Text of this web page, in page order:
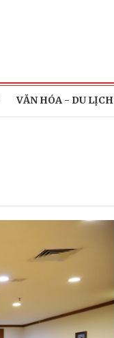
VĂN HÓA - DU LỊCH